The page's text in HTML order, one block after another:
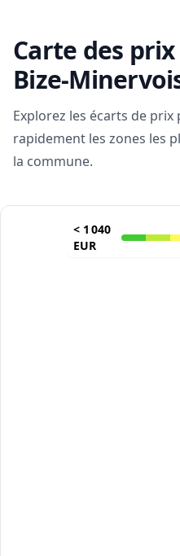
Carte des
Bize-
Explorez les écarts de
rapidement les zones les
la commune.
< 1 040
EUR